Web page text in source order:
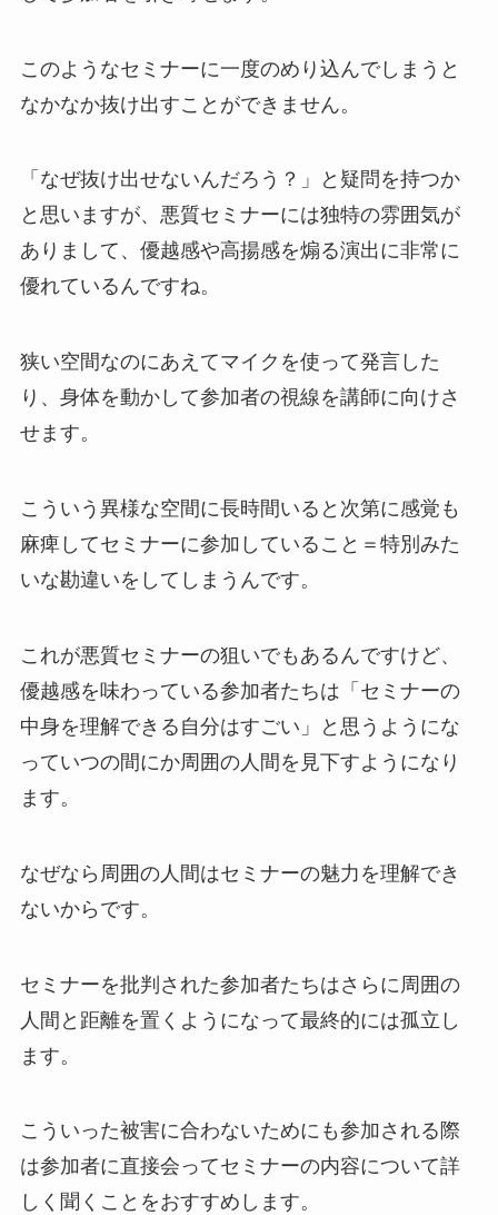
このようなセミナーに一度のめり込んでしまうと
なかなか抜け出すことができません。
「なぜ抜け出せないんだろう？」と疑問を持つか
と思いますが、悪質セミナーには独特の雰囲気が
ありまして、優越感や高揚感を煽る演出に非常に
優れているんですね。
狭い空間なのにあえてマイクを使って発言した
り、身体を動かして参加者の視線を講師に向けさ
せます。
こういう異様な空間に長時間いると次第に感覚も
麻痺してセミナーに参加していること＝特別みた
いな勘違いをしてしまうんです。
これが悪質セミナーの狙いでもあるんですけど、
優越感を味わっている参加者たちは「セミナーの
中身を理解できる自分はすごい」と思うようにな
っていつの間にか周囲の人間を見下すようになり
ます。
なぜなら周囲の人間はセミナーの魅力を理解でき
ないからです。
セミナーを批判された参加者たちはさらに周囲の
人間と距離を置くようになって最終的には孤立し
ます。
こういった被害に合わないためにも参加される際
は参加者に直接会ってセミナーの内容について詳
しく聞くことをおすすめします。